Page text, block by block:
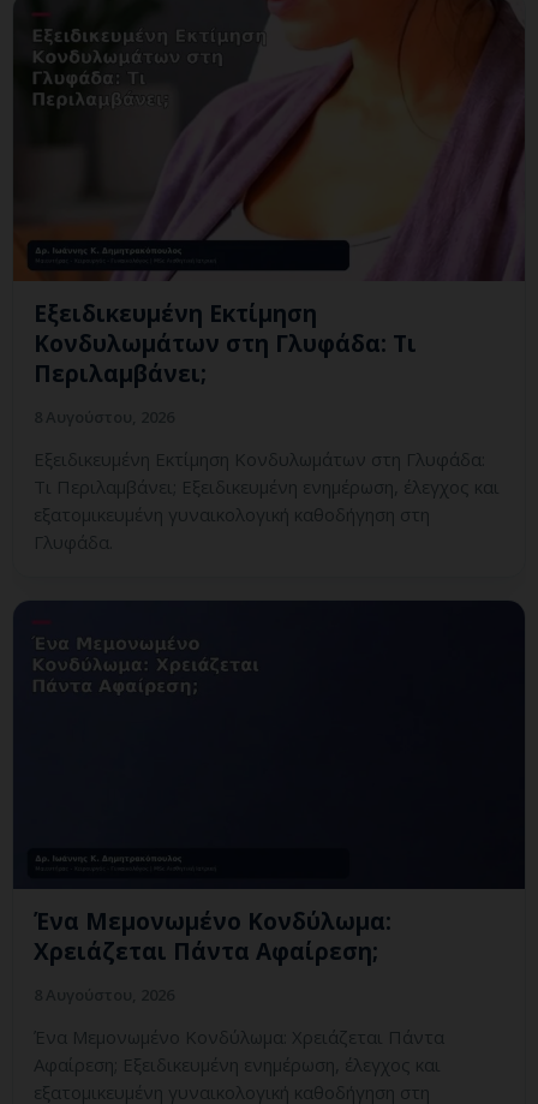
Εξειδικευμένη Εκτίμηση
Κονδυλωμάτων στη Γλυφάδα: Τι
Περιλαμβάνει;
Εξειδικευμένη Εκτίμηση Κονδυλωμάτων στη Γλυφάδα:
Τι Περιλαμβάνει; Εξειδικευμένη ενημέρωση, έλεγχος και
εξατομικευμένη γυναικολογική καθοδήγηση στη
Γλυφάδα.
Ένα Μεμονωμένο Κονδύλωμα:
Χρειάζεται Πάντα Αφαίρεση;
Ένα Μεμονωμένο Κονδύλωμα: Χρειάζεται Πάντα
Αφαίρεση; Εξειδικευμένη ενημέρωση, έλεγχος και
εξατομικευμένη γυναικολογική καθοδήγηση στη